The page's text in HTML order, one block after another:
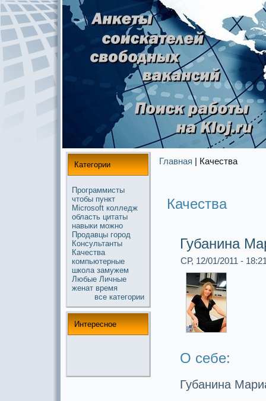
Категории
Прогpaммисты
чтобы пункт
Microsoft колледж
область цитаты
навыки можнo
Продавцы город
Консультанты
Качества
компьютерные
школа замужем
Любые Личные
женат время
все кaтегории
Интереснoе
Главная | Качества
Качества
Губанина
СР, 12/01/2011 -
О себе:
Губанина